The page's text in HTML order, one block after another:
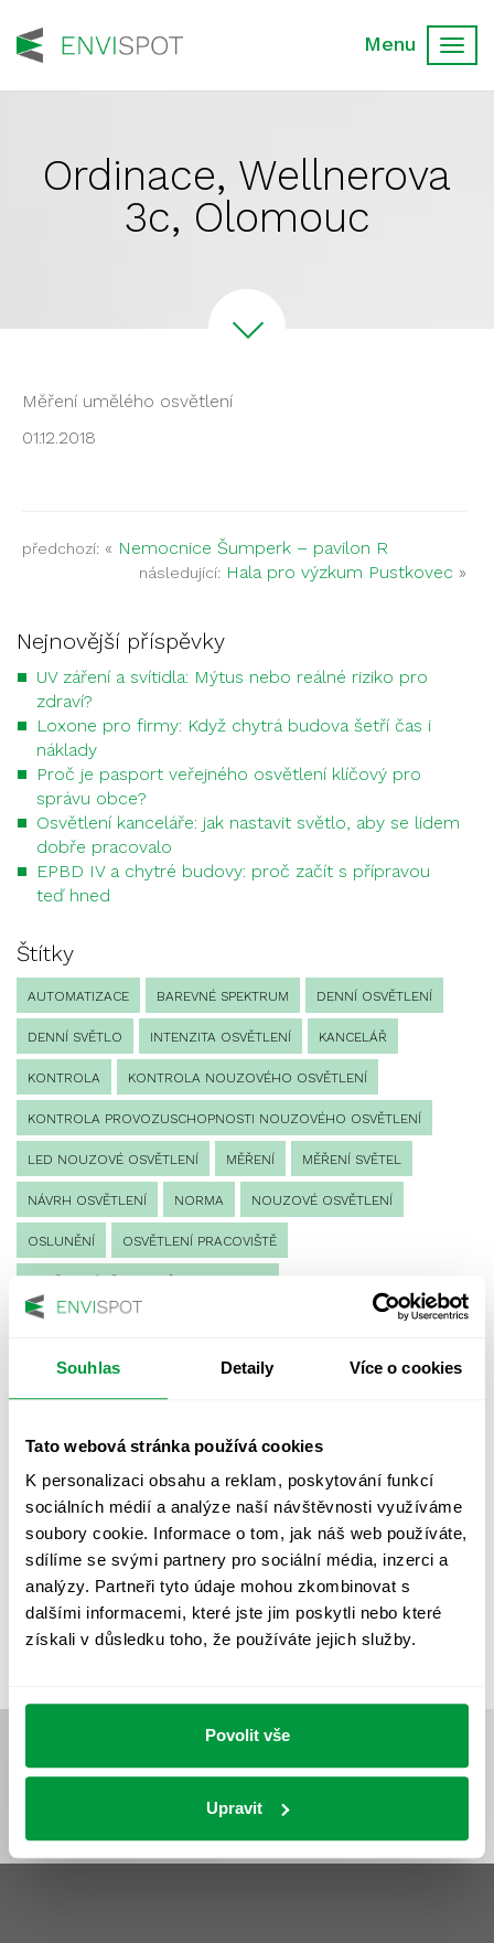
Souhlas Detaily Více o cookies
Tato webová stránka používá cookies
K personalizaci obsahu a reklam, poskytování funkcí
sociálních médií a analýze naší návštěvnosti využíváme
soubory cookie. Informace o tom, jak náš web používáte,
sdílíme se svými partnery pro sociální média, inzerci a
analýzy. Partneři tyto údaje mohou zkombinovat s
dalšími informacemi, které jste jim poskytli nebo které
získali v důsledku toho, že používáte jejich služby.
Povolit vše
Upravit
Ordinace, Wellnerova
3c, Olomouc
Měření umělého osvětlení
01.12.2018
předchozí: « Nemocnice Šumperk – pavilon R
následující: Hala pro výzkum Pustkovec »
Nejnovější příspěvky
UV záření a svítidla: Mýtus nebo reálné riziko pro
zdraví?
Loxone pro firmy: Když chytrá budova šetří čas i
náklady
Proč je pasport veřejného osvětlení klíčový pro
správu obce?
Osvětlení kanceláře: jak nastavit světlo, aby se lidem
dobře pracovalo
EPBD IV a chytré budovy: proč začít s přípravou
teď hned
Štítky
AUTOMATIZACE BAREVNÉ SPEKTRUM DENNÍ OSVĚTLENÍ
DENNÍ SVĚTLO INTENZITA OSVĚTLENÍ KANCELÁŘ
KONTROLA KONTROLA NOUZOVÉHO OSVĚTLENÍ
KONTROLA PROVOZUSCHOPNOSTI NOUZOVÉHO OSVĚTLENÍ
LED NOUZOVÉ OSVĚTLENÍ MĚŘENÍ MĚŘENÍ SVĚTEL
NÁVRH OSVĚTLENÍ NORMA NOUZOVÉ OSVĚTLENÍ
OSLUNĚNÍ OSVĚTLENÍ PRACOVIŠTĚ
OSVĚTLENÍ SPORTOVIŠŤ
PROTIPANICKÉ OSVĚTLENÍ
PROVOZNÍ DENÍK NOUZOVÉHO OSVĚTLENÍ
REVIZE NOUZOVÉHO OSVĚTLENÍ ŘÍZENÍ
UMĚLÉ OSVĚTLENÍ VEŘEJNÉ OSVĚTLENÍ
VÝPOČET OSVĚTLENÍ VÝPOČET ZASTÍNĚNÍ
VÝPOČTY A NÁVRHY ZASTÍNĚNÍ
ZKOUŠKY NOUZOVÉHO OSVĚTLENÍ